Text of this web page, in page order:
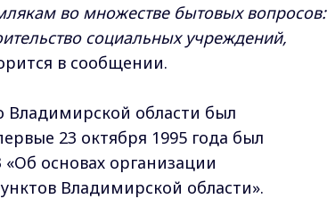
во множестве бытовых вопросов:
социальных учреждений,
в сообщении.
Владимирской области был
23 октября 1995 года был
основах организации
Владимирской области».